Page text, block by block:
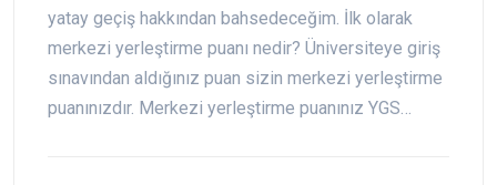
yatay geçiş hakkından bahsedeceğim. İlk olarak
merkezi yerleştirme puanı nedir? Üniversiteye giriş
sınavından aldığınız puan sizin merkezi yerleştirme
puanınızdır. Merkezi yerleştirme puanınız YGS…